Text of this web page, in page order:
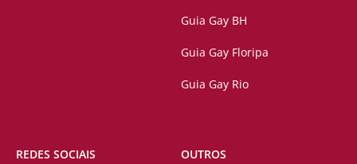
Guia Gay BH
Guia Gay Floripa
Guia Gay Rio
REDES SOCIAIS OUTROS